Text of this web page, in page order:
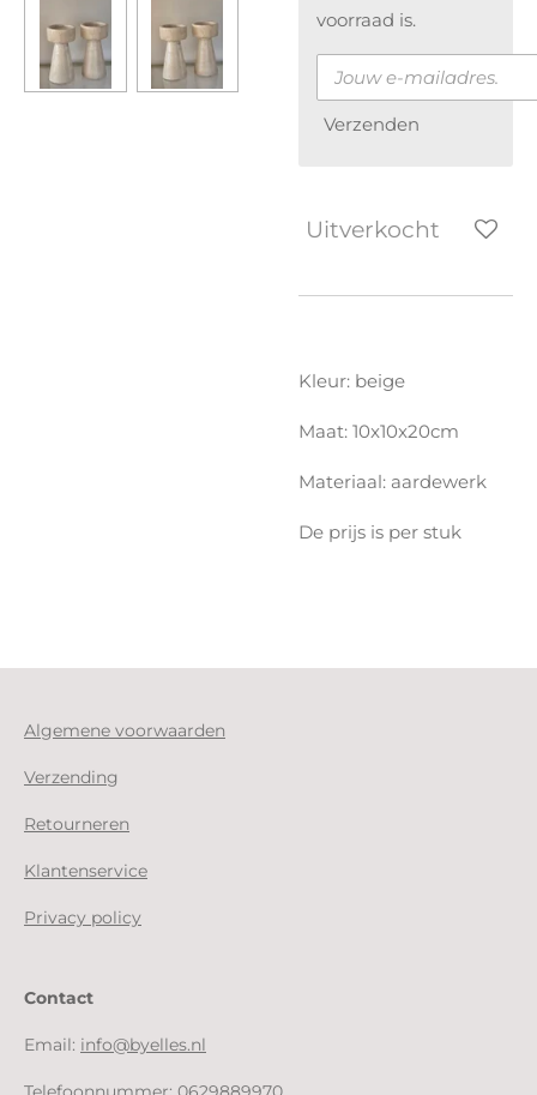
voorraad is.
Verzenden
Uitverkocht
Kleur: beige
Maat: 10x10x20cm
Materiaal: aardewerk
De prijs is per stuk
Algemene voorwaarden
Verzending
Retourneren
Klantenservice
Privacy policy
Contact
Email: info@byelles.nl